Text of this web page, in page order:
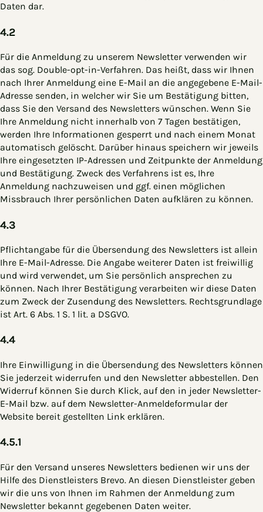
Daten dar.
4.2
Für die Anmeldung zu unserem Newsletter verwenden wir
das sog. Double-opt-in-Verfahren. Das heißt, dass wir Ihnen
nach Ihrer Anmeldung eine E-Mail an die angegebene E-Mail-
Adresse senden, in welcher wir Sie um Bestätigung bitten,
dass Sie den Versand des Newsletters wünschen. Wenn Sie
Ihre Anmeldung nicht innerhalb von 7 Tagen bestätigen,
werden Ihre Informationen gesperrt und nach einem Monat
automatisch gelöscht. Darüber hinaus speichern wir jeweils
Ihre eingesetzten IP-Adressen und Zeitpunkte der Anmeldung
und Bestätigung. Zweck des Verfahrens ist es, Ihre
Anmeldung nachzuweisen und ggf. einen möglichen
Missbrauch Ihrer persönlichen Daten aufklären zu können.
4.3
Pflichtangabe für die Übersendung des Newsletters ist allein
Ihre E-Mail-Adresse. Die Angabe weiterer Daten ist freiwillig
und wird verwendet, um Sie persönlich ansprechen zu
können. Nach Ihrer Bestätigung verarbeiten wir diese Daten
zum Zweck der Zusendung des Newsletters. Rechtsgrundlage
ist Art. 6 Abs. 1 S. 1 lit. a DSGVO.
4.4
Ihre Einwilligung in die Übersendung des Newsletters können
Sie jederzeit widerrufen und den Newsletter abbestellen. Den
Widerruf können Sie durch Klick, auf den in jeder Newsletter-
E-Mail bzw. auf dem Newsletter-Anmeldeformular der
Website bereit gestellten Link erklären.
4.5.1
Für den Versand unseres Newsletters bedienen wir uns der
Hilfe des Dienstleisters Brevo. An diesen Dienstleister geben
wir die uns von Ihnen im Rahmen der Anmeldung zum
Newsletter bekannt gegebenen Daten weiter.